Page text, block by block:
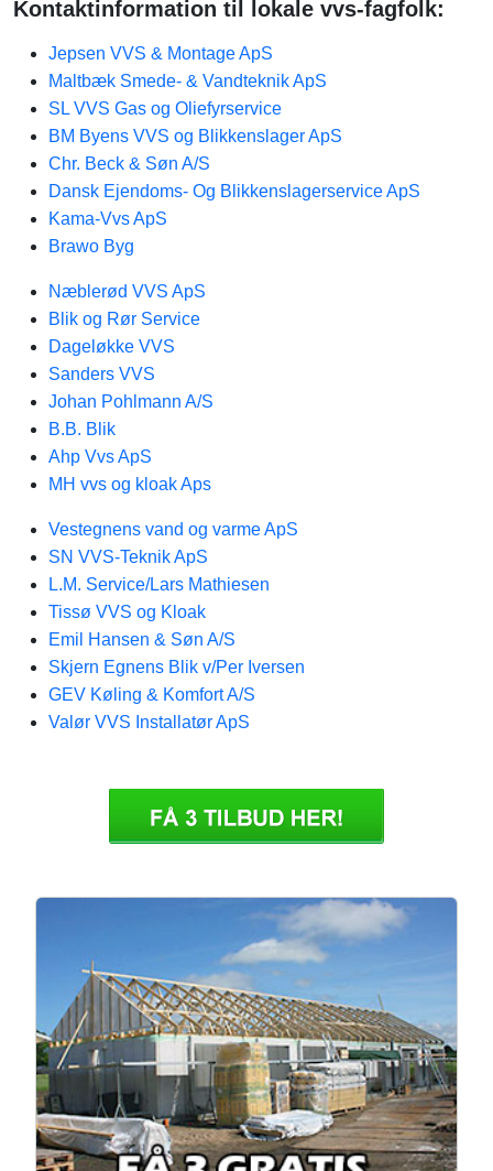
Kontaktinformation til lokale vvs-fagfolk:
Jepsen VVS & Montage ApS
Maltbæk Smede- & Vandteknik ApS
SL VVS Gas og Oliefyrservice
BM Byens VVS og Blikkenslager ApS
Chr. Beck & Søn A/S
Dansk Ejendoms- Og Blikkenslagerservice ApS
Kama-Vvs ApS
Brawo Byg
Næblerød VVS ApS
Blik og Rør Service
Dageløkke VVS
Sanders VVS
Johan Pohlmann A/S
B.B. Blik
Ahp Vvs ApS
MH vvs og kloak Aps
Vestegnens vand og varme ApS
SN VVS-Teknik ApS
L.M. Service/Lars Mathiesen
Tissø VVS og Kloak
Emil Hansen & Søn A/S
Skjern Egnens Blik v/Per Iversen
GEV Køling & Komfort A/S
Valør VVS Installatør ApS